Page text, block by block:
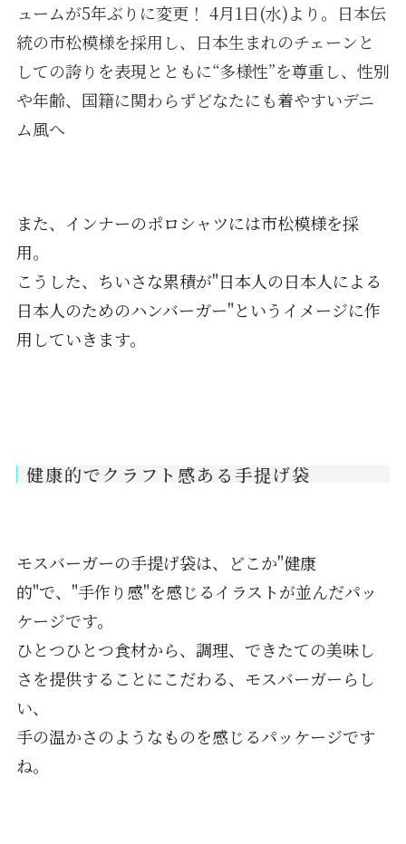
ュームが5年ぶりに変更！ 4月1日(水)より。日本伝
統の市松模様を採用し、日本生まれのチェーンと
しての誇りを表現とともに“多様性”を尊重し、性別
や年齢、国籍に関わらずどなたにも着やすいデニ
ム風へ
また、インナーのポロシャツには市松模様を採
用。
こうした、ちいさな累積が"日本人の日本人による
日本人のためのハンバーガー"というイメージに作
用していきます。
健康的でクラフト感ある手提げ袋
モスバーガーの手提げ袋は、どこか"健康
的"で、"手作り感"を感じるイラストが並んだパッ
ケージです。
ひとつひとつ食材から、調理、できたての美味し
さを提供することにこだわる、モスバーガーらし
い、
手の温かさのようなものを感じるパッケージです
ね。